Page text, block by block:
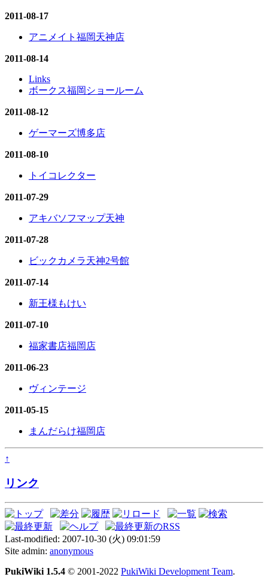
2011-08-17
アニメイト福岡天神店
2011-08-14
Links
ボークス福岡ショールーム
2011-08-12
ゲーマーズ博多店
2011-08-10
トイコレクター
2011-07-29
アキバソフマップ天神
2011-07-28
ビックカメラ天神2号館
2011-07-14
新王様もけい
2011-07-10
福家書店福岡店
2011-06-23
ヴィンテージ
2011-05-15
まんだらけ福岡店
↑
リンク
Last-modified: 2007-10-30 (火) 09:01:59
Site admin: anonymous
PukiWiki 1.5.4 © 2001-2022 PukiWiki Development Team.